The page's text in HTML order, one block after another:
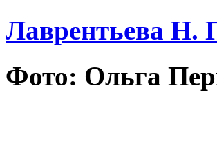
Лаврентьева Н.
Фото: Ольга